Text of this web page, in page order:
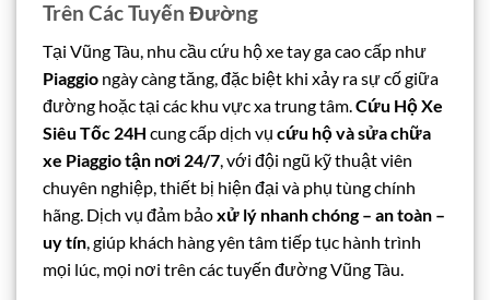
Trên Các Tuyến Đường
Tại Vũng Tàu, nhu cầu cứu hộ xe tay ga cao cấp như
Piaggio ngày càng tăng, đặc biệt khi xảy ra sự cố giữa
đường hoặc tại các khu vực xa trung tâm.Cứu Hộ Xe
Siêu Tốc 24H cung cấp dịch vụ cứu hộ và sửa chữa
xe Piaggio tận nơi 24/7, với đội ngũ kỹ thuật viên
chuyên nghiệp, thiết bị hiện đại và phụ tùng chính
hãng. Dịch vụ đảm bảoxử lý nhanh chóng – an toàn –
uy tín, giúp khách hàng yên tâm tiếp tục hành trình
mọi lúc, mọi nơi trên các tuyến đường Vũng Tàu.